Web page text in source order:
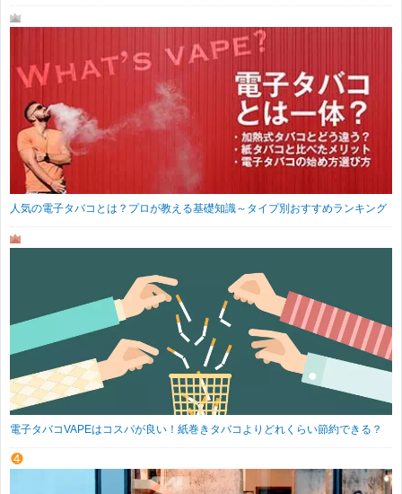
人気の電子タバコとは？プロが教える基礎知識～タイプ別おすすめランキング
電子タバコVAPEはコスパが良い！紙巻きタバコよりどれくらい節約できる？